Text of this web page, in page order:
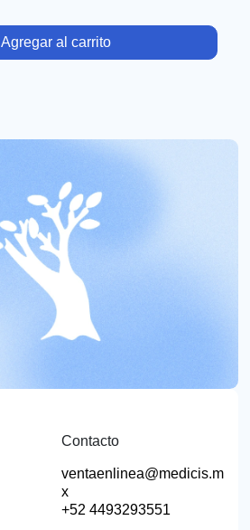
Agregar al carrito
Contacto
ventaenlinea@medicis.m
x
+52 4493293551